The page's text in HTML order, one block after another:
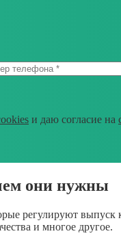
и даю согласие на
они нужны
регулируют
и многое другое.